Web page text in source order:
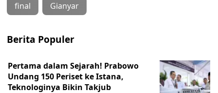
final Gianyar
Berita Populer
Pertama dalam Sejarah! Prabowo
Undang 150 Periset ke Istana,
Teknologinya Bikin Takjub